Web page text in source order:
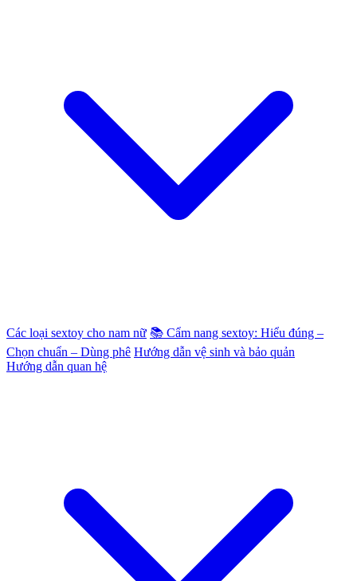
Các loại sextoy cho nam nữ 📚 Cẩm nang sextoy: Hiểu đúng –
Chọn chuẩn – Dùng phê Hướng dẫn vệ sinh và bảo quản
Hướng dẫn quan hệ